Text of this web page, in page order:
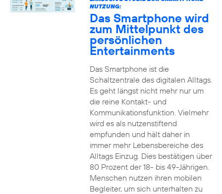
NUTZUNG:
Das Smartphone wird
zum Mittelpunkt des
persönlichen
Entertainments
Das Smartphone ist die
Schaltzentrale des digitalen Alltags.
Es geht längst nicht mehr nur um
die reine Kontakt- und
Kommunikationsfunktion. Vielmehr
wird es als nutzenstiftend
empfunden und hält daher in
immer mehr Lebensbereiche des
Alltags Einzug. Dies bestätigen über
80 Prozent der 18- bis 49-Jährigen.
Menschen nutzen ihren mobilen
Begleiter, um sich unterhalten zu